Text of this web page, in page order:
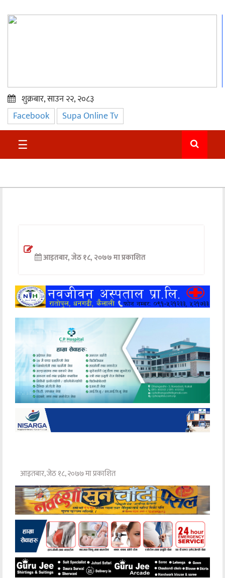
प्रमुख
समाचार
सुदुर
अन्तर्वार्ता
खेलकुद
मनोरञ्जन
अन्य
शुक्रबार, साउन २२, २०८३
Facebook Supa Online Tv
☰
आइतबार, जेठ १८, २०७७ मा प्रकाशित
आइतबार, जेठ १८, २०७७ मा प्रकाशित